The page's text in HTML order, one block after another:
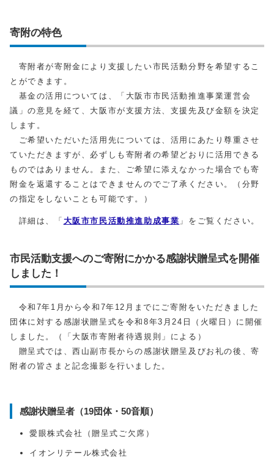
寄附の特色
寄附者が寄附金により支援したい市民活動分野を希望するこ
とができます。
基金の活用については、「大阪市市民活動推進事業運営会
議」の意見を経て、大阪市が支援方法、支援先及び金額を決定
します。
ご希望いただいた活用先については、活用にあたり尊重させ
ていただきますが、必ずしも寄附者の希望どおりに活用できる
ものではありません。また、ご希望に添えなかった場合でも寄
附金を返還することはできませんのでご了承ください。（分野
の指定をしないことも可能です。）
詳細は、「 大阪市市民活動推進助成事業 」をご覧ください。
市民活動支援へのご寄附にかかる感謝状贈呈式を開催
しました！
令和7年1月から令和7年12月までにご寄附をいただきました
団体に対する感謝状贈呈式を令和8年3月24日（火曜日）に開催
しました。（「大阪市寄附者待遇規則」による）
贈呈式では、西山副市長からの感謝状贈呈及びお礼の後、寄
附者の皆さまと記念撮影を行いました。
感謝状贈呈者（19団体・50音順）
愛眼株式会社（贈呈式ご欠席）
イオンリテール株式会社